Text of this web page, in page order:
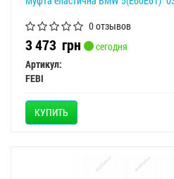
0 отзывов
3 473 грн
сегодня
Артикул:
FEBI
КУПИТЬ